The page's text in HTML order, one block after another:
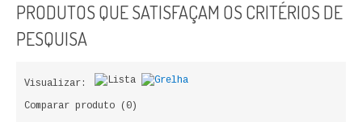
DIREITO
COSMOS DIREITO
PRODUTOS QUE SATISFAÇAM OS CRITÉRIOS DE
PESQUISA
Visualizar:
Comparar produto (0)